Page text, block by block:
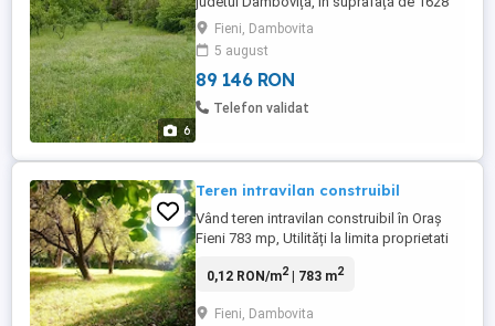
6
mp. Terenul se află la baza unui deal, cu o
priveliște frumoasă, ferit de orice zgomot
și, totuși aproape de punctele importante
din oraș: școală, magazine, Primărie, etc.
Terenul este situat in planul 2, in spatele
Fieni, Dambovita
5 august
89 146 RON
Telefon validat
Teren intravilan construibil
Vând teren intravilan construibil în Oraș
Fieni 783 mp, Utilități la limita proprietati
proprietar Preț pe mp negociabil la fata
0,12 RON/m2| 783 m2
Fieni, Dambovita